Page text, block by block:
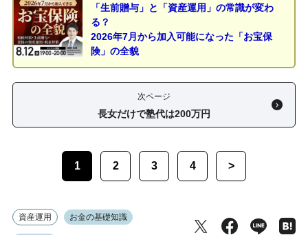
「生前贈与」と「資産運用」の常識が変わ
る？
2026年7月から加入可能になった「お宝保
険」の全貌
次ページ
長女だけで塾代は200万円
1 2 3 4 >
資産運用 お金の基礎知識